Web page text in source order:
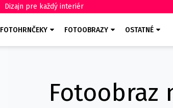
Dizajn pre každý interiér
FOTOHRNČEKY FOTOOBRAZY OSTATNÉ
Fotoobraz